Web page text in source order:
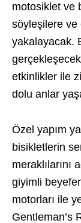
motosiklet ve
söyleşilere ve
yakalayacak.
etkinlikler ile
dolu anlar
Özel yapım
bisikletlerin
meraklılarını
giyimli
motorları ile
Gentleman’s